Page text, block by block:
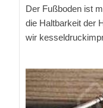
Der Fußboden ist
die Haltbarkeit der
wir